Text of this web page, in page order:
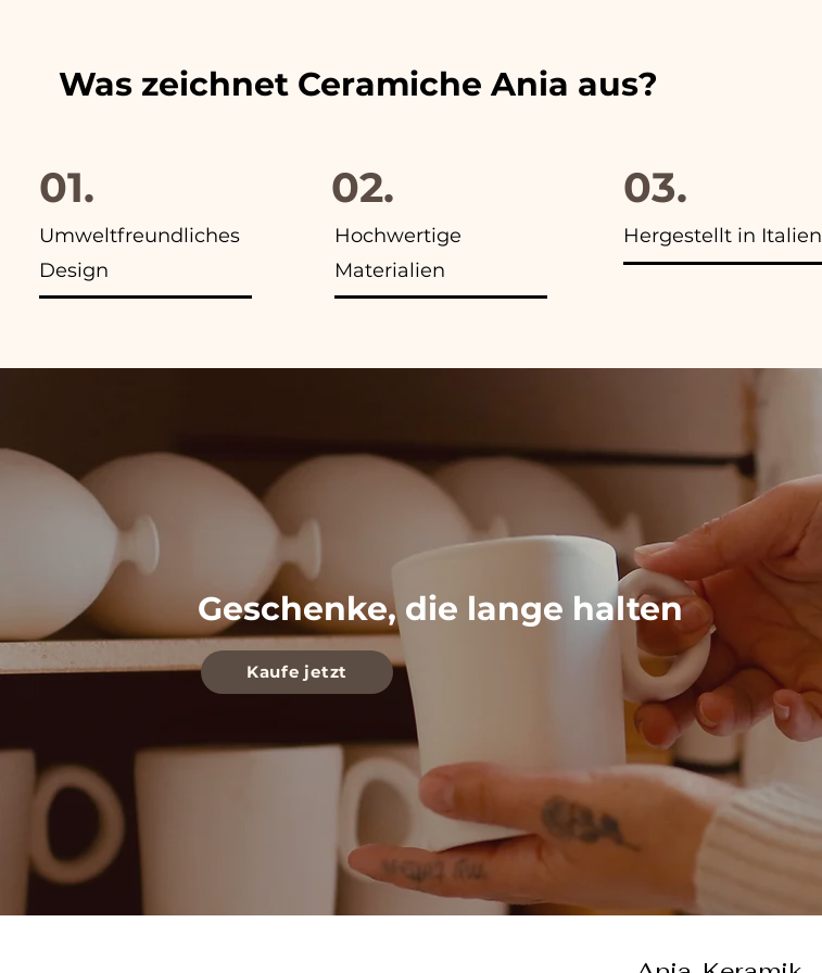
Was zeichnet Ceramiche Ania aus?
01.
Umweltfreundliches
Design
02.
Hochwertige
Materialien
03.
Hergestellt in Italien
Geschenke, die lange halten
Kaufe jetzt